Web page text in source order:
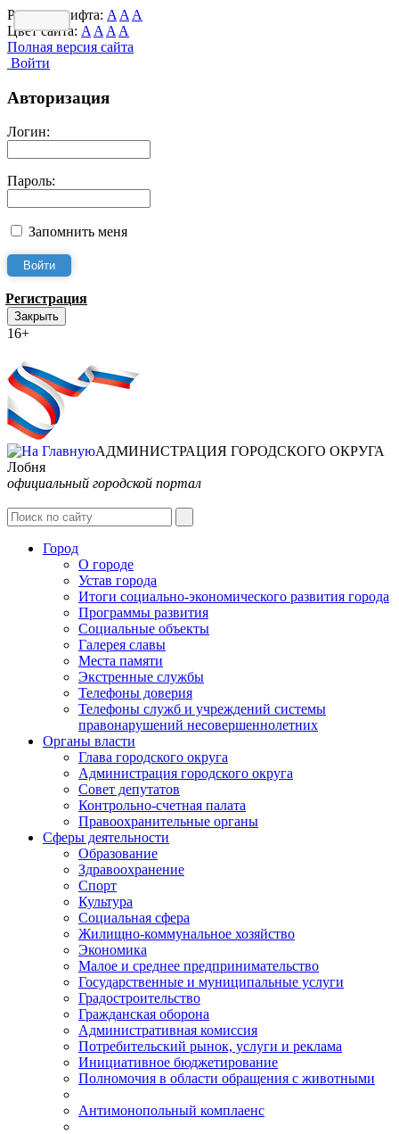
Размер шрифта: A A A
Цвет сайта: A A A A
Полная версия сайта
Войти
Авторизация
Логин:
Пароль:
Запомнить меня
Регистрация
Закрыть
16+
АДМИНИСТРАЦИЯ ГОРОДСКОГО ОКРУГА
Лобня
официальный городской портал
Город
О городе
Устав города
Итоги социально-экономического развития города
Программы развития
Социальные объекты
Галерея славы
Места памяти
Экстренные службы
Телефоны доверия
Телефоны служб и учреждений системы
правонарушений несовершеннолетних
Органы власти
Глава городского округа
Администрация городcкого округа
Совет депутатов
Контрольно-счетная палата
Правоохранительные органы
Сферы деятельности
Образование
Здравоохранение
Спорт
Культура
Социальная сфера
Жилищно-коммунальное хозяйство
Экономика
Малое и среднее предпринимательство
Государственные и муниципальные услуги
Градостроительство
Гражданская оборона
Административная комиссия
Потребительский рынок, услуги и реклама
Инициативное бюджетирование
Полномочия в области обращения с животными
Антимонопольный комплаенс